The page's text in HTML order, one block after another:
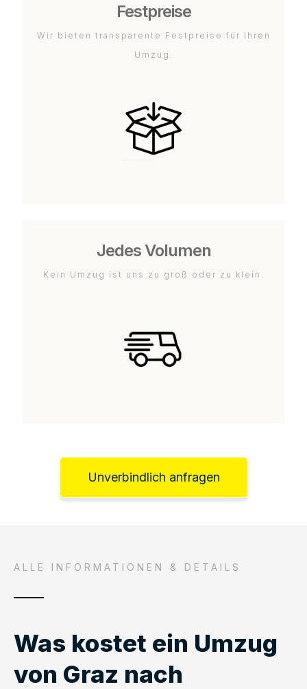
Festpreise
Wir bieten transparente Festpreise für Ihren
Umzug.
Jedes Volumen
Kein Umzug ist uns zu groß oder zu klein.
Unverbindlich anfragen
ALLE INFORMATIONEN & DETAILS
Was kostet ein Umzug
von Graz nach